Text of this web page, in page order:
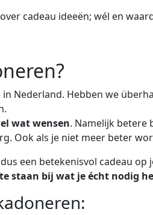
cadeau ideeën; wél en
Nederland. Hebben we
wat wensen. Namelijk betere
Ook als je niet meer beter
een betekenisvol cadeau
staan bij wat je écht nodig